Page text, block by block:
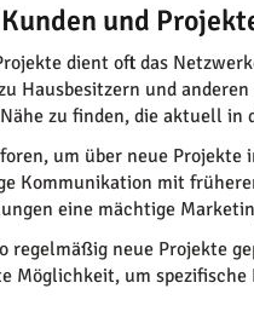
und
dient oft das
Hausbesitzern und
zu finden, die aktuell in
um über neue
Kommunikation mit
eine mächtige
regelmäßig neue Projekte
Möglichkeit, um